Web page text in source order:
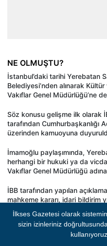
NE OLMUŞTU?
İstanbul’daki tarihi Yerebatan
Belediyesi’nden alınarak Kültür
Vakıflar Genel Müdürlüğü’ne
Söz konusu gelişme ilk olarak
tarafından Cumhurbaşkanlığı
üzerinden kamuoyuna
İmamoğlu paylaşımında,
herhangi bir hukuki ya da
Vakıflar Genel Müdürlüğü
İBB tarafından yapılan
mahkeme kararı, idari bildirim
gerçekleştirildiği öne sürüldü.
-
İlkses Gazetesi olarak
sizin izinleriniz
kullanıyoruz.